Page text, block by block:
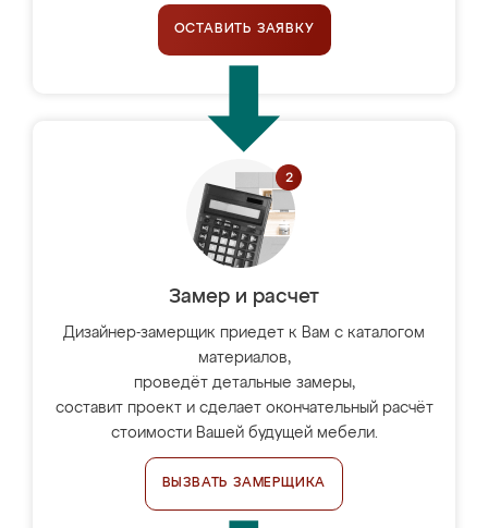
ОСТАВИТЬ ЗАЯВКУ
Замер и расчет
Дизайнер-замерщик приедет к Вам с каталогом
материалов,
проведёт детальные замеры,
составит проект и сделает окончательный расчёт
стоимости Вашей будущей мебели.
ВЫЗВАТЬ ЗАМЕРЩИКА